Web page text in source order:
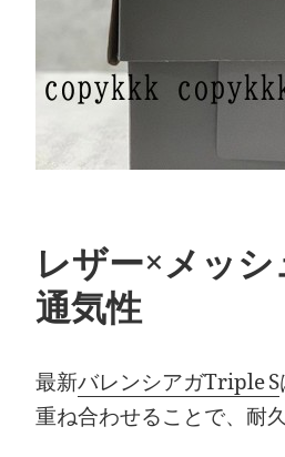
レザー×メッ
通気性
最新バレンシアガTriple S
重ね合わせることで、耐